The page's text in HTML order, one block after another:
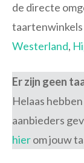
de directe
taartenwinkels
Westerland,
Er zijn geen
Helaas
aanbieders
hierom jouw